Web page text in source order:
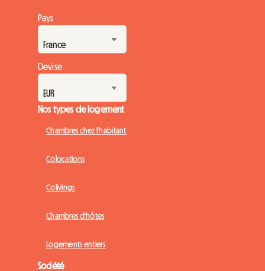
Pays
Devise
Nos types de logement
Chambres chez l'habitant
Colocations
Colivings
Chambres d'hôtes
Logements entiers
Société